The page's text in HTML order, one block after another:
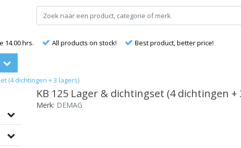
14.00 hrs. All products on stock! Best product, better price!
(4 dichtingen + 3 lagers)
KB 125 Lager & dichtingset (4 dichtingen +
Merk: DEMAG